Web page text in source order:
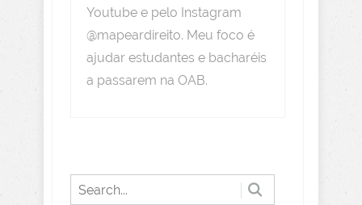
Youtube e pelo Instagram
@mapeardireito. Meu foco é
ajudar estudantes e bacharéis
a passarem na OAB.